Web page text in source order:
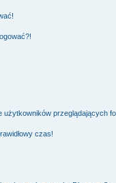
użytkowników przeglądających
czas!